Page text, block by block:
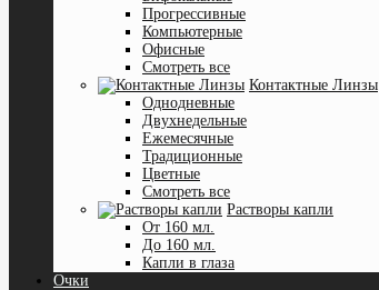
Прогрессивные
Компьютерные
Офисные
Смотреть все
Контактные Линзы
Однодневные
Двухнедельные
Ежемесячные
Традиционные
Цветные
Смотреть все
Растворы капли
От 160 мл.
До 160 мл.
Капли в глаза
Очки